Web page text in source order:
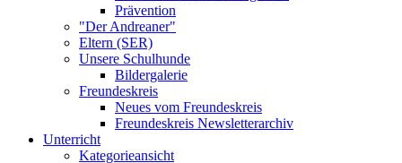
Prävention
"Der Andreaner"
Eltern (SER)
Unsere Schulhunde
Bildergalerie
Freundeskreis
Neues vom Freundeskreis
Freundeskreis Newsletterarchiv
Unterricht
Kategorieansicht